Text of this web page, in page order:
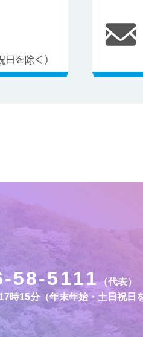
を除く）
58-5111（代表）
時15分（年末年始・土日祝日